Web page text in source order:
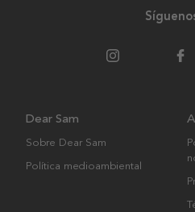
Dear Sam
Sobre Dear Sam
Política medioambiental